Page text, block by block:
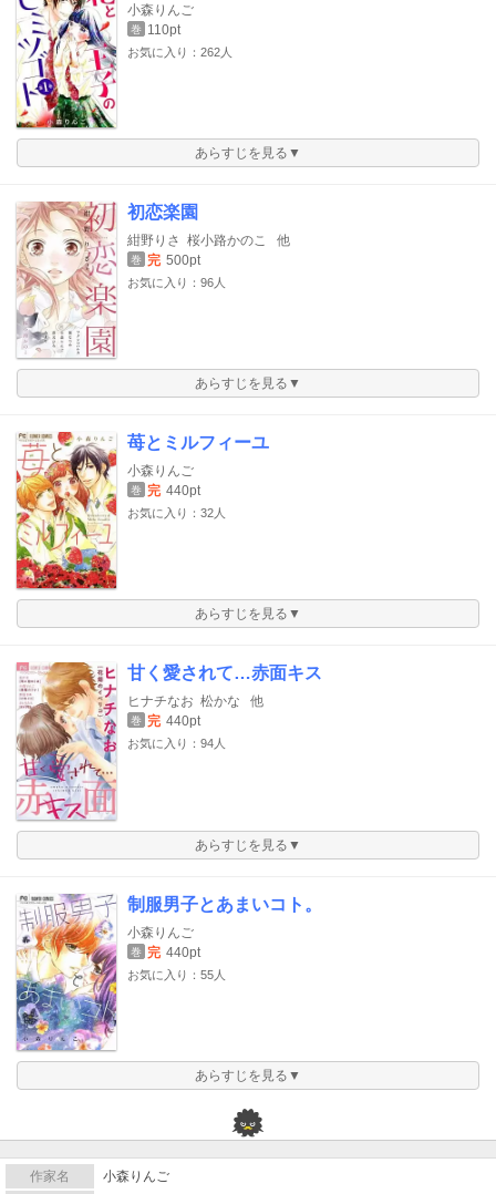
小森りんご
巻 110pt
お気に入り：262人
あらすじを見る▼
初恋楽園
紺野りさ 桜小路かのこ 他
巻 完 500pt
お気に入り：96人
あらすじを見る▼
苺とミルフィーユ
小森りんご
巻 完 440pt
お気に入り：32人
あらすじを見る▼
甘く愛されて…赤面キス
ヒナチなお 松かな 他
巻 完 440pt
お気に入り：94人
あらすじを見る▼
制服男子とあまいコト。
小森りんご
巻 完 440pt
お気に入り：55人
あらすじを見る▼
作家名 小森りんご